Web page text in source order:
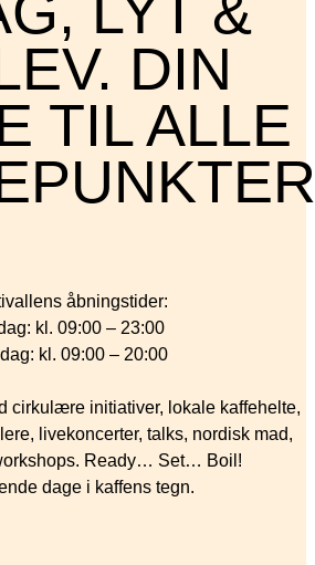
DIN
TIL ALLE
åbningstider:
kl. 09:00 – 23:00
kl. 09:00 – 20:00
cirkulære initiativer, lokale kaffehelte,
livekoncerter, talks, nordisk mad,
Ready… Set… Boil!
dage i kaffens tegn.